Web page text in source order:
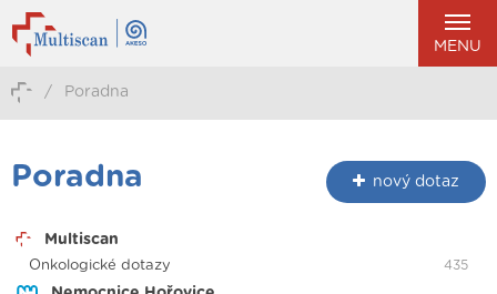
MENU
/ Poradna
Poradna nový dotaz
Multiscan
Onkologické dotazy 435